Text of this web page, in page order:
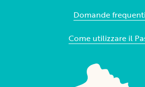
Domande frequenti
Come utilizzare il